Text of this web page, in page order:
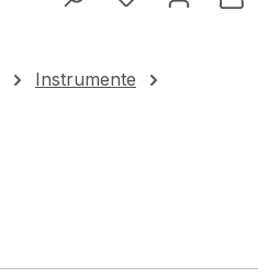
Instrumente